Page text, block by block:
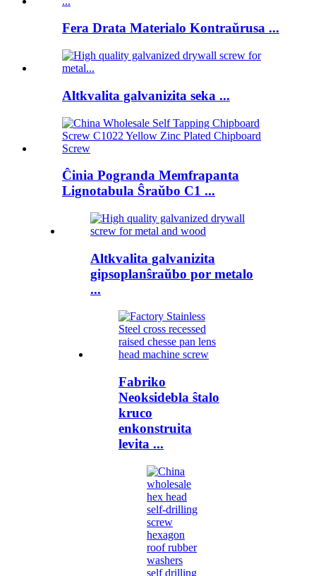
Fera Drata Materialo Kontraŭrusa ...
Altkvalita galvanizita seka ...
Ĉinia Pogranda Memfrapanta
Lignotabula Ŝraŭbo C1 ...
Altkvalita galvanizita
gipsoplanŝraŭbo por metalo
...
Fabriko
Neoksidebla ŝtalo
kruco
enkonstruita
levita ...